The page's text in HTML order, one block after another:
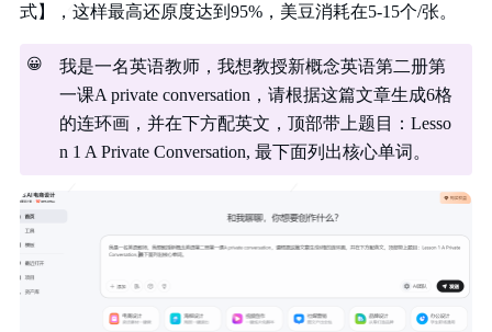
式】，这样最高还原度达到95%，美豆消耗在5-15个/张。
😀
我是一名英语教师，我想教授新概念英语第二册第
一课A private conversation，请根据这篇文章生成6格
的连环画，并在下方配英文，顶部带上题目：Lesso
n 1 A Private Conversation, 最下面列出核心单词。